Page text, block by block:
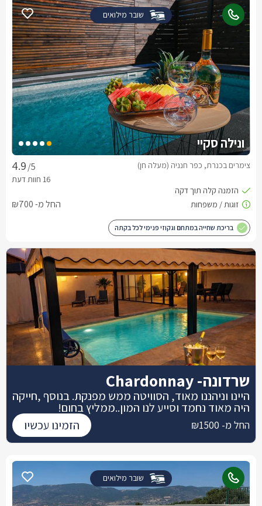
שובר מילואים
ונילה סקיי
/5 צימרים בכנרת, כפר חנניה (מעלה חן)
החל מ- ₪700
בריכת שחייה במתחם וגקוזי פנימי לכל בקתה
שובר מילואים
שרדונה- Chardonnay
היינו וניהננו מאוד, הסוויטה ממש מפנקת. בנוסף ,חייקה
היה מאוד נחמד וסייע לנו המון..ממליץ בחום!
החל מ- ₪1500 הזמינו עכשיו